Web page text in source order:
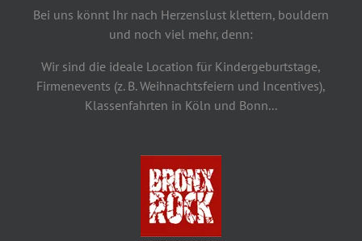
Bei uns könnt Ihr nach Herzenslust klettern, bouldern
und noch viel mehr, denn:
Wir sind die ideale Location für Kindergeburtstage,
Firmenevents (z. B. Weihnachtsfeiern und Incentives),
Klassenfahrten in Köln und Bonn...